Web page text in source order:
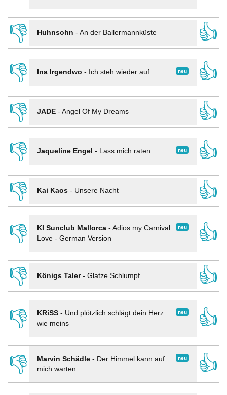
👎
Huhnsohn - An der Ballermannküste
👍
👎
neu
Ina Irgendwo - Ich steh wieder auf
👍
👎
JADE- Angel Of My Dreams
👍
👎
neu
Jaqueline Engel - Lass mich raten
👍
👎
Kai Kaos- Unsere Nacht
👍
👎
neu
KI Sunclub Mallorca- Adios my Carnival
Love - German Version
👍
👎
Königs Taler- Glatze Schlumpf
👍
👎
neu
KRiSS- Und plötzlich schlägt dein Herz
wie meins
👍
👎 neu
Marvin Schädle- Der Himmel kann auf
mich warten
👍